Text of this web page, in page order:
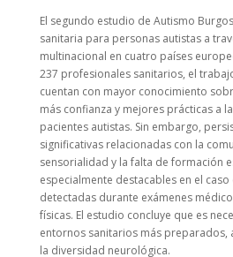
El segundo estudio de Autismo
sanitaria para personas autistas a
multinacional en cuatro países
237 profesionales sanitarios, el
cuentan con mayor conocimiento
más confianza y mejores prácticas a
pacientes autistas. Sin embargo,
significativas relacionadas con la
sensorialidad y la falta de formación
especialmente destacables en el
detectadas durante exámenes
físicas. El estudio concluye que es
entornos sanitarios más preparados,
la diversidad neurológica.